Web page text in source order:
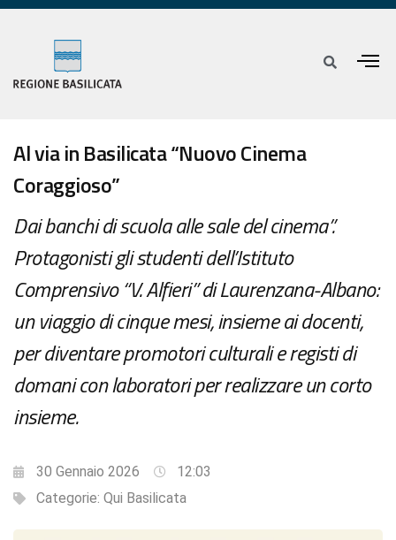
Al via in Basilicata “Nuovo Cinema
Coraggioso”
Dai banchi di scuola alle sale del cinema”.
Protagonisti gli studenti dell’Istituto
Comprensivo “V. Alfieri” di Laurenzana-Albano:
un viaggio di cinque mesi, insieme ai docenti,
per diventare promotori culturali e registi di
domani con laboratori per realizzare un corto
insieme.
30 Gennaio 2026
12:03
Categorie: Qui Basilicata